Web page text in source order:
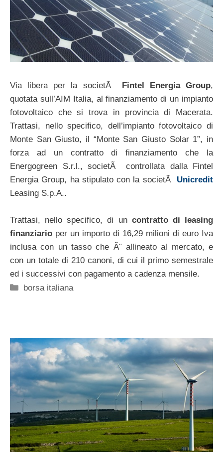
Via libera per la societÃ Fintel Energia Group,
quotata sull’AIM Italia, al finanziamento di un impianto
fotovoltaico che si trova in provincia di Macerata.
Trattasi, nello specifico, dell’impianto fotovoltaico di
Monte San Giusto, il “Monte San Giusto Solar 1”, in
forza ad un contratto di finanziamento che la
Energogreen S.r.l., societÃ controllata dalla Fintel
Energia Group, ha stipulato con la societÃ Unicredit
Leasing S.p.A..
Trattasi, nello specifico, di un contratto di leasing
finanziario per un importo di 16,29 milioni di euro Iva
inclusa con un tasso che Ã¨ allineato al mercato, e
con un totale di 210 canoni, di cui il primo semestrale
ed i successivi con pagamento a cadenza mensile.
Categorie
borsa italiana